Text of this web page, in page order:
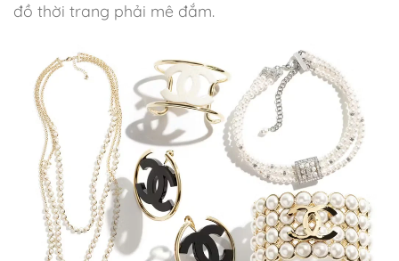
đồ thời trang phải mê đắm.